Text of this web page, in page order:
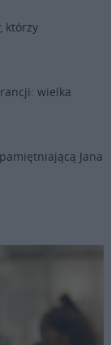
którzy
wielka
Jana